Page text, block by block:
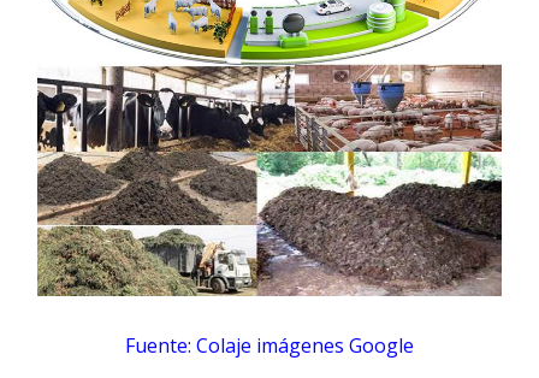
Fuente: Colaje imágenes Google